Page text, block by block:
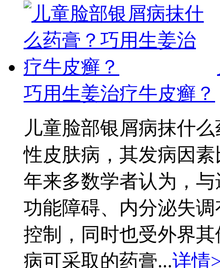
巧用生姜治疗牛皮癣？
儿童脸部银屑病抹什
性皮肤病，其发病因
年来多数学者认为，
功能障碍、内分泌失
控制，同时也受外界
病可采取的药膏...详情